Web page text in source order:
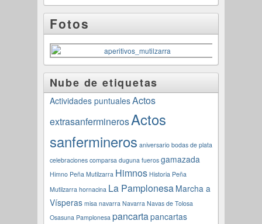
Fotos
Nube de etiquetas
Actividades puntualesActos
extrasanferminerosActos
sanfermineros aniversario bodas de plata
celebraciones comparsa duguna fueros gamazada
Himno Peña Mutilzarra Himnos Historia Peña
Mutilzarra hornacina La Pamplonesa Marcha a
Vísperas misa navarra Navarra Navas de Tolosa
Osasuna Pamplonesa pancartapancartas